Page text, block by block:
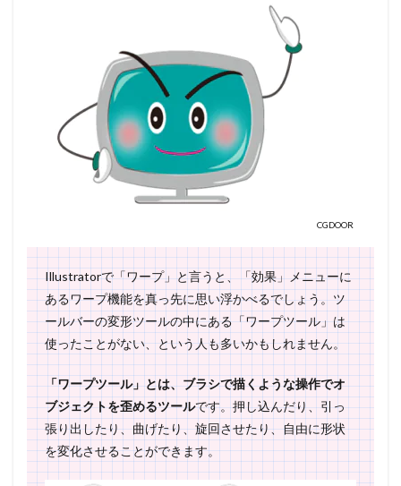
CGDOOR
Illustratorで「ワープ」と言うと、「効果」メニューに
あるワープ機能を真っ先に思い浮かべるでしょう。ツ
ールバーの変形ツールの中にある「ワープツール」は
使ったことがない、という人も多いかもしれません。
「ワープツール」とは、ブラシで描くような操作でオ
ブジェクトを歪めるツールです。押し込んだり、引っ
張り出したり、曲げたり、旋回させたり、自由に形状
を変化させることができます。